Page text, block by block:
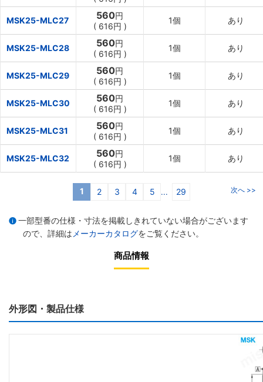
MSK25-MLC27 560円
( 616円 )
1個 あり
MSK25-MLC28 560円
( 616円 )
1個 あり
MSK25-MLC29 560円
( 616円 )
1個 あり
MSK25-MLC30 560円
( 616円 )
1個 あり
MSK25-MLC31 560円
( 616円 )
1個 あり
MSK25-MLC32 560円
( 616円 )
1個 あり
1 2 3 4 5 ... 29 次へ >>
一部型番の仕様・寸法を掲載しきれていない場合がございます
ので、詳細は メーカーカタログをご覧ください。
商品情報
外形図・製品仕様